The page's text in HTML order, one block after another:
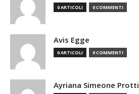
0 ARTICOLI 0 COMMENTI
Avis Egge
0 ARTICOLI 0 COMMENTI
Ayriana Simeone Protti